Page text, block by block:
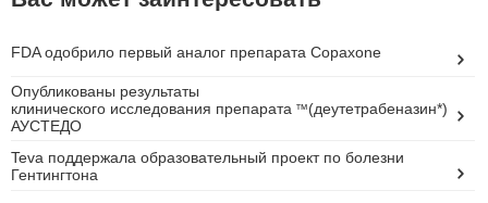
FDA одобрило первый аналог препарата Copaxone
Опубликованы результаты
клинического исследования препарата
АУСТEДО
™(деутетрабеназин*)
Teva поддержала образовательный проект по болезни
Гентингтона